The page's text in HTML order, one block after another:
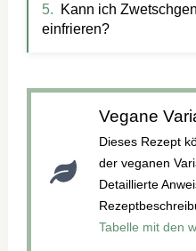
Kann ich
einfrieren?
Vegane
Dieses Rezept
der veganen
Detaillierte
Tabelle mit den